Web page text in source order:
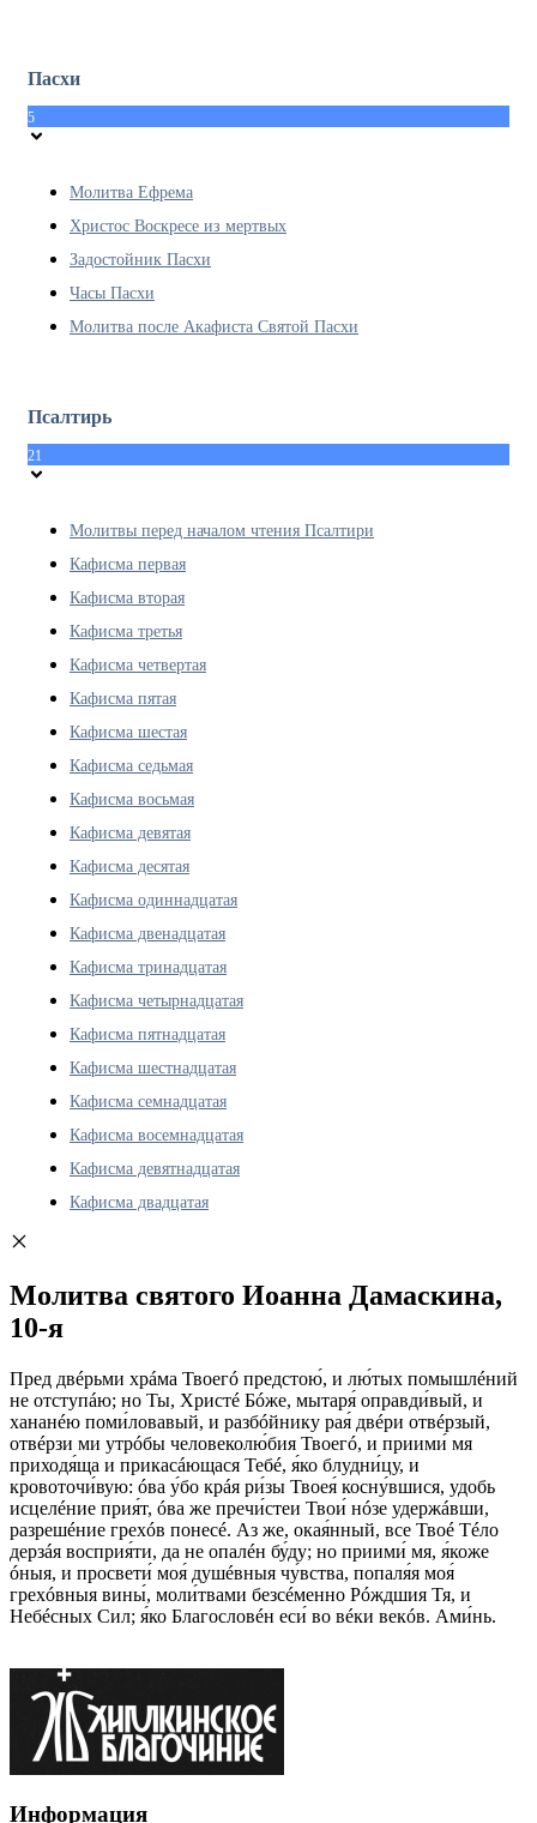
Пасхи
5
Молитва Ефрема
Христос Воскресе из мертвых
Задостойник Пасхи
Часы Пасхи
Молитва после Акафиста Святой Пасхи
Псалтирь
21
Молитвы перед началом чтения Псалтири
Кафисма первая
Кафисма вторая
Кафисма третья
Кафисма четвертая
Кафисма пятая
Кафисма шестая
Кафисма седьмая
Кафисма восьмая
Кафисма девятая
Кафисма десятая
Кафисма одиннадцатая
Кафисма двенадцатая
Кафисма тринадцатая
Кафисма четырнадцатая
Кафисма пятнадцатая
Кафисма шестнадцатая
Кафисма семнадцатая
Кафисма восемнадцатая
Кафисма девятнадцатая
Кафисма двадцатая
Молитва святого Иоанна Дамаскина,
10-я
Пред двéрьми хрáма Твоегó предстою́, и лю́тых помышлéний
не отступáю; но Ты, Христé Бóже, мытаря́ оправди́вый, и
хананéю поми́ловавый, и разбóйнику рая́ двéри отвéрзый,
отвéрзи ми утрóбы человеколю́бия Твоегó, и приими́ мя
приходя́ща и прикасáющася Тебé, я́ко блудни́цу, и
кровоточи́вую: óва у́бо крáя ри́зы Твоея́ косну́вшися, удобь
исцелéние прия́т, óва же пречи́стеи Твои́ нóзе удержáвши,
разрешéние грехóв понесé. Аз же, окая́нный, все Твоé Тéло
дерзáя восприя́ти, да не опалéн бу́ду; но приими́ мя, я́коже
óныя, и просвети́ моя́ душéвныя чу́вства, попаля́я моя́
грехóвныя вины́, моли́твами безсéменно Рóждшия Тя, и
Небéсных Сил; я́ко Благословéн еси́ во вéки векóв. Ами́нь.
Информация